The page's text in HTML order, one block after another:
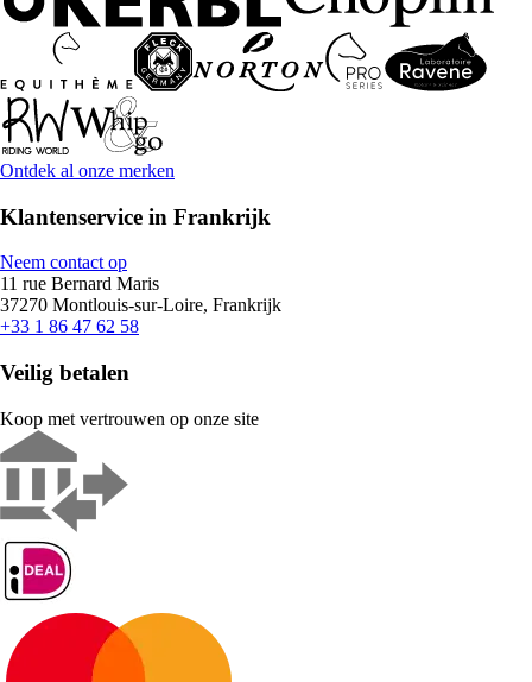
Ontdek al onze merken
Klantenservice in Frankrijk
Neem contact op
11 rue Bernard Maris
37270 Montlouis-sur-Loire, Frankrijk
+33 1 86 47 62 58
Veilig betalen
Koop met vertrouwen op onze site